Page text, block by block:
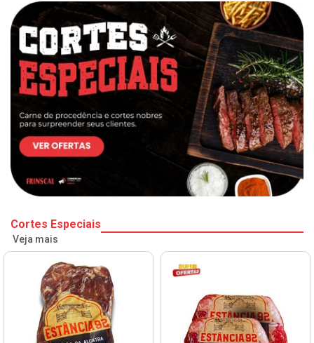
Cortes Especiais
Veja mais